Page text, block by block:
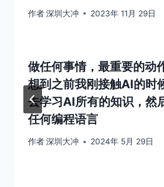
作者深圳大冲 2023年 11月 29日
做任何事情，最重要的动
想到之前我刚接触AI的时
去学习AI所有的知识，然
任何编程语言
作者深圳大冲 2024年 5月 29日